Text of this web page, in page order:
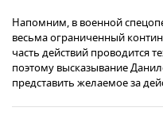
Напомним, в военной
весьма ограниченный
часть действий проводится
поэтому высказывание
представить желаемое за